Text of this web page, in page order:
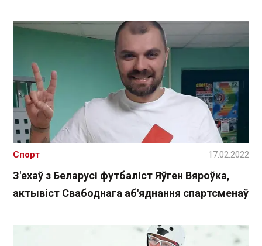
З'ехаў з Беларусі футбаліст Яўген Вяроўка,
актывіст Свабоднага аб'яднання спартсменаў
Спорт 17.02.2022